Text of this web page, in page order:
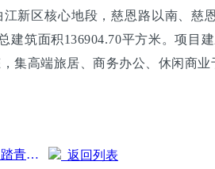
新区核心地段，慈恩路以南、
建筑面积136904.70平方米。项
集高端旅居、商务办公、休闲商
前一篇：清明假期拼假出行火热，踏青赏花带动多城客流增长 返回列表